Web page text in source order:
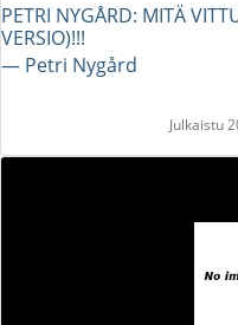
PETRI NYGÅRD: MITÄ
VERSIO)!!!
― Petri Nygård
Julkaistu